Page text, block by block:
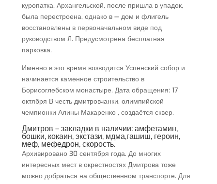
куропатка. Архангельской, после пришла в упадок,
была перестроена, однако в — дом и флигель
восстановлены в первоначальном виде под
руководством Л. Предусмотрена бесплатная
парковка.
Именно в это время возводится Успенский собор и
начинается каменное строительство в
Борисоглебском монастыре. Дата обращения: 17
октября В честь дмитровчанки, олимпийской
чемпионки Алины Макаренко , создаётся сквер.
Дмитров – закладки в наличии: амфетамин,
бошки, кокаин, экстази, мдма,гашиш, героин,
меф, мефедрон, скорость.
Архивировано 30 сентября года. До многих
интересных мест в окрестностях Дмитрова тоже
можно добраться на общественном транспорте. Для